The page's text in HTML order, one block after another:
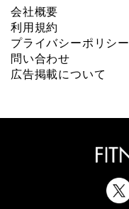
会社概要
利用規約
プライバシーポリシー
問い合わせ
広告掲載について